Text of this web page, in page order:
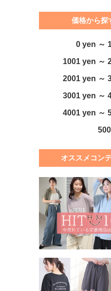
価格から探
0 yen ～
1001 yen ～
2001 yen ～
3001 yen ～
4001 yen ～
オススメコン